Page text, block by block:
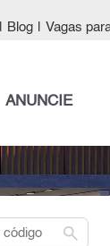
Blog Vagas
ANUNCIE
search